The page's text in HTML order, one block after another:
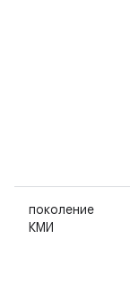
поколение
КМИ